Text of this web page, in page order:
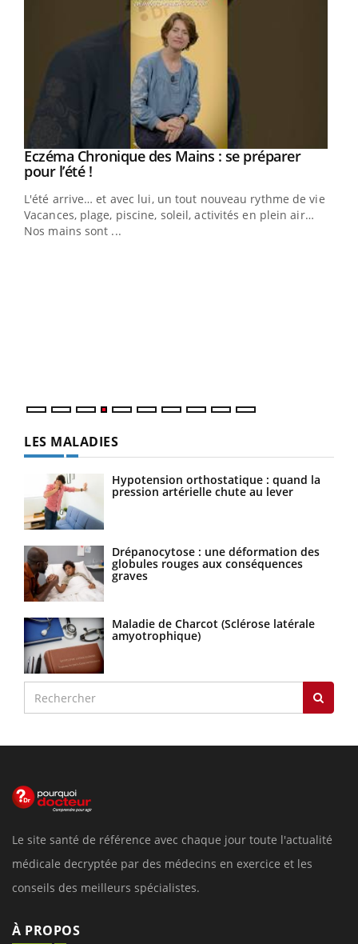
Youtube
Eczéma Chronique des Mains : se préparer
pour l’été !Youtube
L'été arrive… et avec lui, un tout nouveau rythme de vie !
Vacances, plage, piscine, soleil, activités en plein air…
Nos mains sont ...
LES MALADIES
Hypotension orthostatique : quand la
pression artérielle chute au lever
Drépanocytose : une déformation des
globules rouges aux conséquences
graves
Maladie de Charcot (Sclérose latérale
amyotrophique)
Le site santé de référence avec chaque jour toute l'actualité
médicale decryptée par des médecins en exercice et les
conseils des meilleurs spécialistes.
À PROPOS